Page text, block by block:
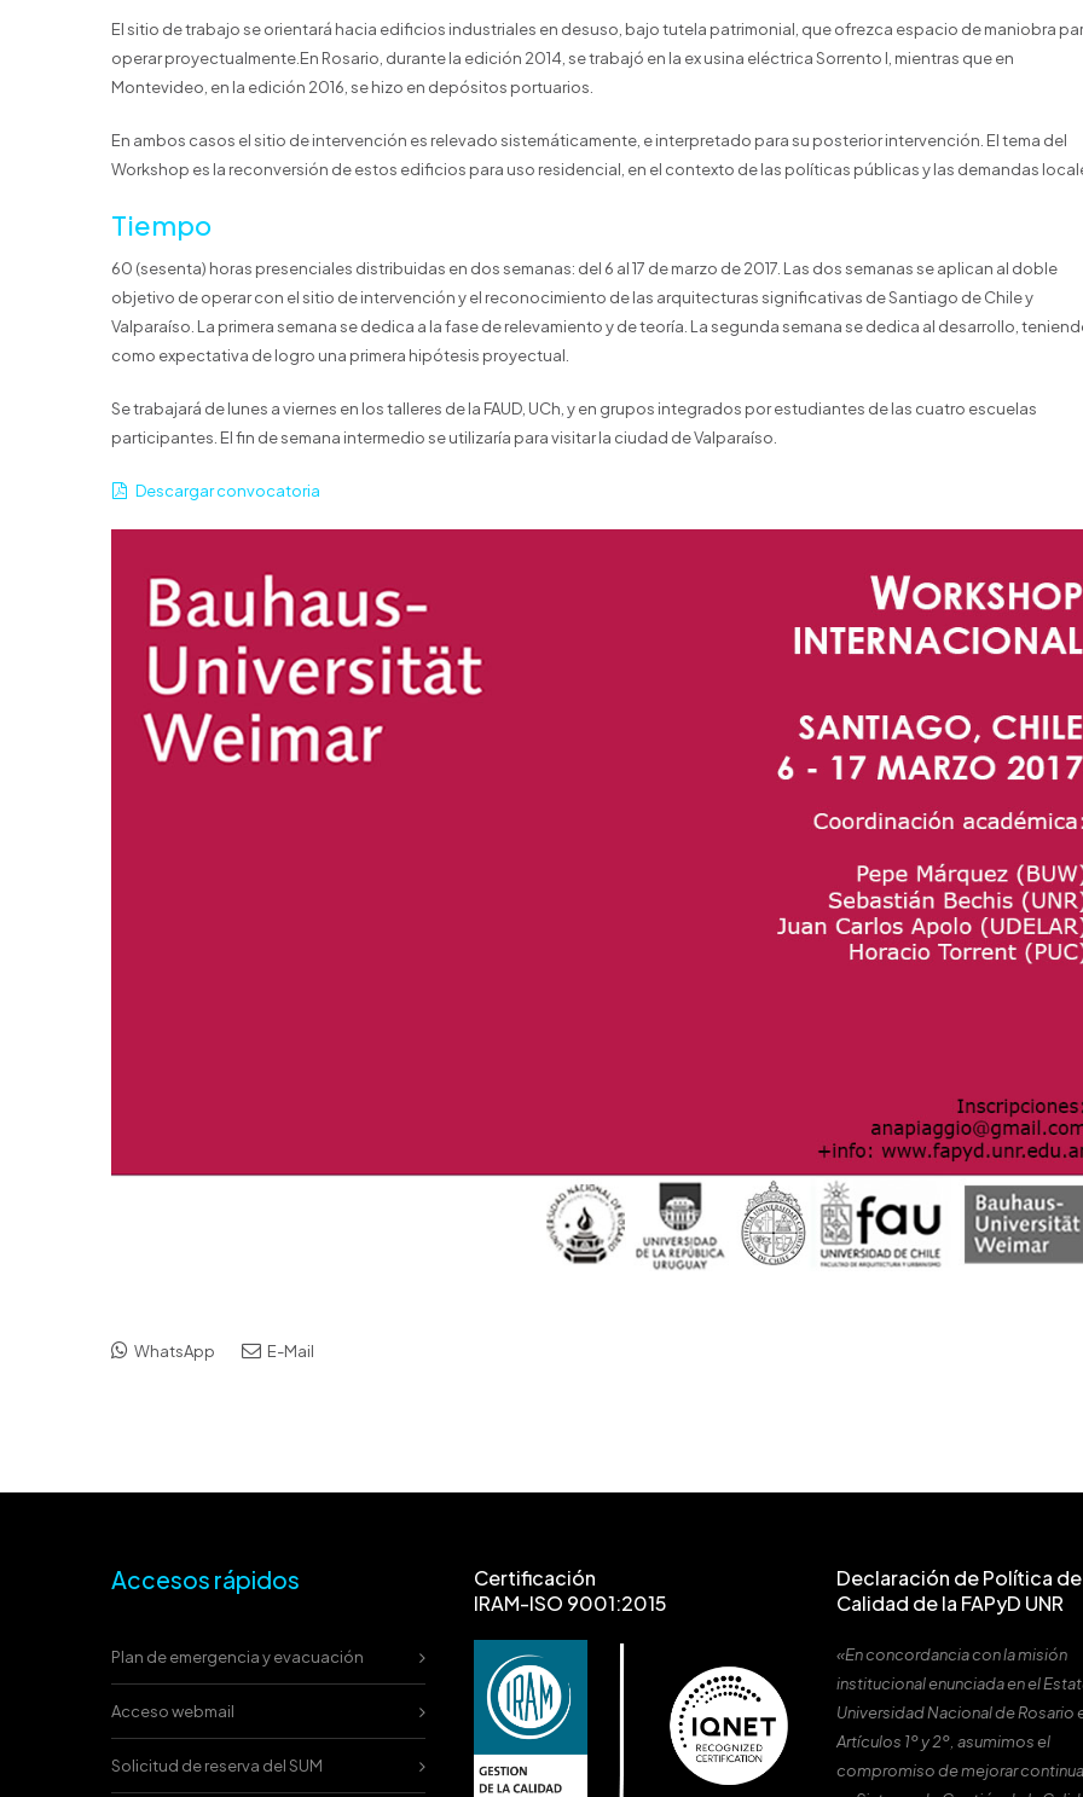
El sitio de trabajo se orientará hacia edificios industriales en desuso, bajo tutela patrimonial, que ofrezca espacio de maniobra
operar proyectualmente.En Rosario, durante la edición 2014, se trabajó en la ex usina eléctrica Sorrento I, mientras que en
Montevideo, en la edición 2016, se hizo en depósitos portuarios.
En ambos casos el sitio de intervención es relevado sistemáticamente, e interpretado para su posterior intervención. El tema del
Workshop es la reconversión de estos edificios para uso residencial, en el contexto de las políticas públicas y las demandas
Tiempo
60 (sesenta) horas presenciales distribuidas en dos semanas: del 6 al 17 de marzo de 2017. Las dos semanas se aplican al doble
objetivo de operar con el sitio de intervención y el reconocimiento de las arquitecturas significativas de Santiago de Chile y
Valparaíso. La primera semana se dedica a la fase de relevamiento y de teoría. La segunda semana se dedica al desarrollo,
como expectativa de logro una primera hipótesis proyectual.
Se trabajará de lunes a viernes en los talleres de la FAUD, UCh, y en grupos integrados por estudiantes de las cuatro escuelas
participantes. El fin de semana intermedio se utilizaría para visitar la ciudad de Valparaíso.
Descargar convocatoria
WhatsApp E-Mail
Accesos rápidos
Plan de emergencia y evacuación
Acceso webmail
Solicitud de reserva del SUM
Certificación
IRAM-ISO 9001:2015
Declaración de Política
Calidad de la FAPyD UNR
«En concordancia con la misión
institucional enunciada en el
Universidad Nacional de Rosario
Artículos 1º y 2º, asumimos el
compromiso de mejorar